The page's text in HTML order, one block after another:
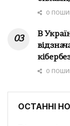
0
В
0
ОСТАННІ